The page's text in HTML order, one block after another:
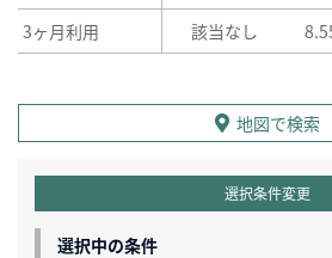
3ヶ月利用
該当なし
地図で検索
選択条件変更
選択中の条件